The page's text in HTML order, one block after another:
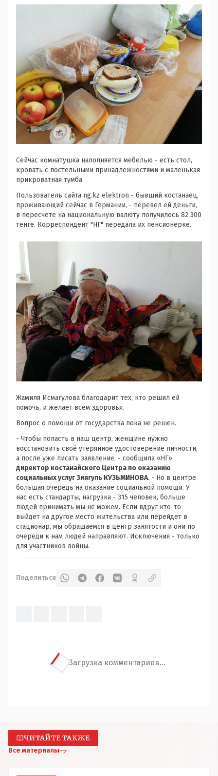
Сейчас комнатушка наполняется мебелью - есть стол,
кровать с постельными принадлежностями и маленькая
прикроватная тумба.
Пользователь сайта ng.kz elektron - бывший костанаец,
проживающий сейчас в Германии, - перевел ей деньги,
в пересчете на национальную валюту получилось 82 300
тенге. Корреспондент "НГ" передала их пенсионерке.
Жамиля Исмагулова благодарит тех, кто решил ей
помочь, и желает всем здоровья.
Вопрос о помощи от государства пока не решен.
- Чтобы попасть в наш центр, женщине нужно
восстановить своё утерянное удостоверение личности,
а после уже писать заявление, - сообщила «НГ»
директор костанайского Центра по оказанию
социальных услуг Зиягуль КУЗЬМИНОВА. - Но в центре
большая очередь на оказание социальной помощи. У
нас есть стандарты, нагрузка - 315 человек, больше
людей принимать мы не можем. Если вдруг кто-то
выйдет на другое место жительства или перейдет в
стационар, мы обращаемся в центр занятости и они по
очереди к нам людей направляют. Исключения - только
для участников войны.
Поделиться
Загрузка комментариев...
ЧИТАЙТЕ ТАКЖЕ
Все материалы